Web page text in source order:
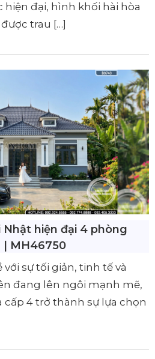
đại, hình khối hài hòa
trau […]
hiện đại 4 phòng
| MH46750
sự tối giản, tinh tế và
đang lên ngôi mạnh mẽ,
4 trở thành sự lựa chọn